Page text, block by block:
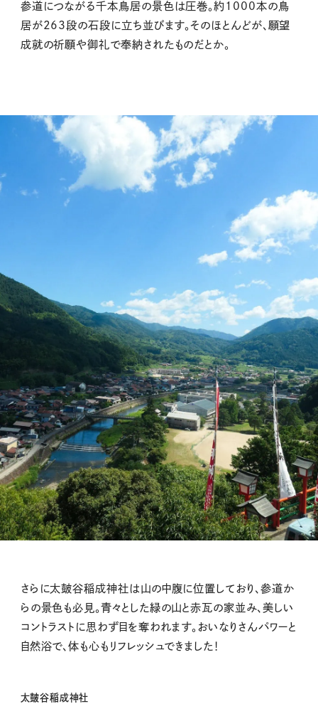
参道につながる千本鳥居の景色は圧巻。約1000本の鳥
居が263段の石段に立ち並びます。そのほとんどが、願望
成就の祈願や御礼で奉納されたものだとか。
さらに太皷谷稲成神社は 山の中腹に位置しており、参道か
らの景色も必見。青々とした緑の山と赤瓦の家並み、美しい
コントラストに思わず目を奪われます。おいなりさんパワーと
自然浴で、体も心もリフレッシュできました！
太皷谷稲成神社